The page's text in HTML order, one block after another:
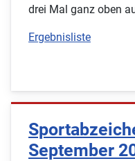
drei Mal ganz oben
Ergebnisliste
September